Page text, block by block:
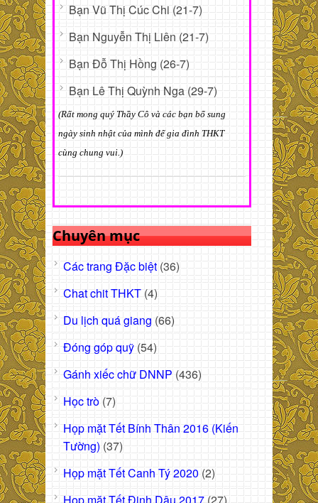
Bạn Vũ Thị Cúc Chi (21-7)
Bạn Nguyễn Thị Liên (21-7)
Bạn Đỗ Thị Hồng (26-7)
Bạn Lê Thị Quỳnh Nga (29-7)
(Rất mong quý Thầy Cô và các bạn bổ sung
ngày sinh nhật của mình để gia đình THKT
cùng chung vui.)
Chuyên mục
Các trang Đặc biệt (36)
Chat chit THKT (4)
Du lịch quá giang (66)
Đóng góp quỹ (54)
Gánh xiếc chữ DNNP (436)
Học trò (7)
Họp mặt Tết Bính Thân 2016 (Kiến
Tường) (37)
Họp mặt Tết Canh Tý 2020 (2)